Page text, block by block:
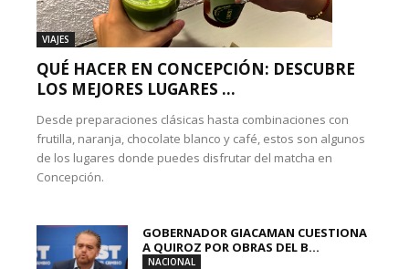
VIAJES
QUÉ HACER EN CONCEPCIÓN: DESCUBRE
LOS MEJORES LUGARES ...
Desde preparaciones clásicas hasta combinaciones con
frutilla, naranja, chocolate blanco y café, estos son algunos
de los lugares donde puedes disfrutar del matcha en
Concepción.
GOBERNADOR GIACAMAN CUESTIONA
A QUIROZ POR OBRAS DEL B...
NACIONAL